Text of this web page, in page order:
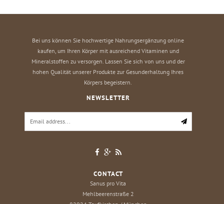
Bei uns können Sie hochwertige Nahrungsergänzung online
kaufen, um Ihren Körper mit ausreichend Vitaminen und
Mineralstoffen zu versorgen. Lassen Sie sich von uns und der
hohen Qualität unserer Produkte zur Gesunderhaltung Ihres
Körpers begeistern.
NEWSLETTER
CONTACT
Sanus pro Vita
Mehlbeerenstraße 2